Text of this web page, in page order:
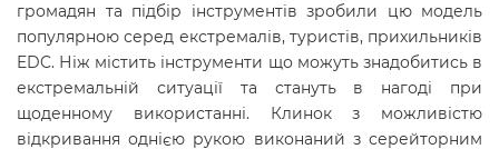
громадян та підбір інструментів зробили цю модель
популярною серед екстремалів, туристів, прихильників
EDC. Ніж містить інструменти що можуть знадобитись в
екстремальній ситуації та стануть в нагоді при
щоденному використанні. Клинок з можливістю
відкривання однією рукою виконаний з серейторним